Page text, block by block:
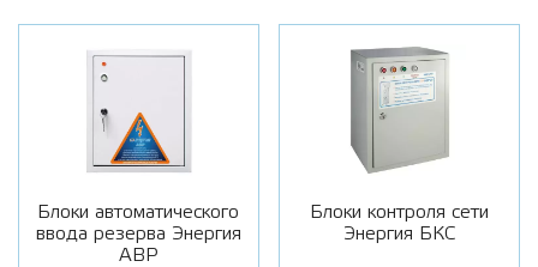
Блоки автоматического
ввода резерва Энергия
АВР
Блоки контроля сети
Энергия БКС